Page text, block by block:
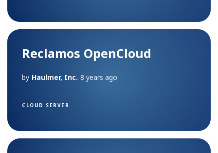
Reclamos OpenCloud
by Haulmer, Inc. 8 years ago
CLOUD SERVER